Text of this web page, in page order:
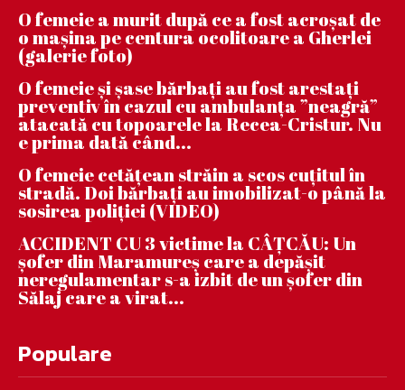
O femeie a murit după ce a fost acroșat de
o mașina pe centura ocolitoare a Gherlei
(galerie foto)
O femeie și șase bărbați au fost arestați
preventiv în cazul cu ambulanța ”neagră”
atacată cu topoarele la Recea-Cristur. Nu
e prima dată când...
O femeie cetățean străin a scos cuțitul în
stradă. Doi bărbați au imobilizat-o până la
sosirea poliției (VIDEO)
ACCIDENT CU 3 victime la CÂȚCĂU: Un
șofer din Maramureș care a depășit
neregulamentar s-a izbit de un șofer din
Sălaj care a virat...
Populare